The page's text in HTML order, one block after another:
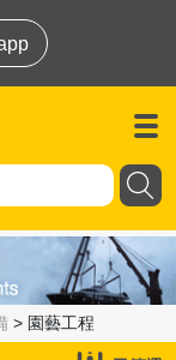
> 園藝工程